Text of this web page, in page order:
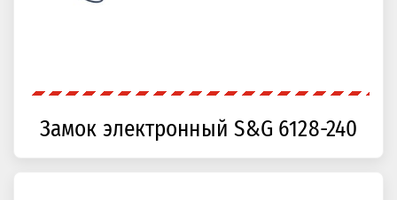
Замок электронный S&G 6128-240